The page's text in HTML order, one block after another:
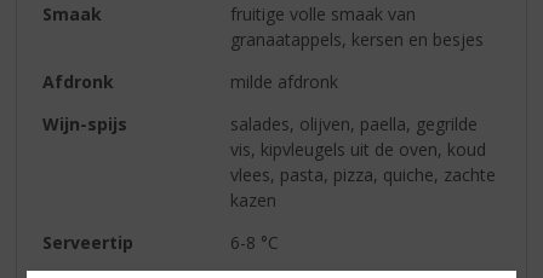
Smaak
fruitige volle smaak van
granaatappels, kersen en besjes
Afdronk
milde afdronk
Wijn-spijs
salades, olijven, paella, gegrilde
vis, kipvleugels uit de oven, koud
vlees, pasta, pizza, quiche, zachte
kazen
Serveertip
6-8 °C